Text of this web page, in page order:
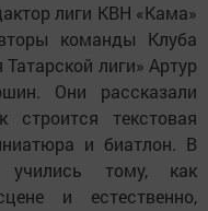
лиги КВН «Кама»
команды Клуба
лиги» Артур
Они рассказали
текстовая
и биатлон. В
учились тому, как
и естественно,